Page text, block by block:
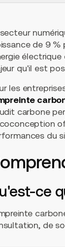
de 9
qu'il est
les
carbone
du
ce
de